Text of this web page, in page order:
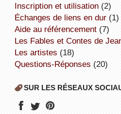
inscription et utilisation(2)
échanges de liens en dur(1)
aide au référencement(7)
Les Fables et Contes de
Les artistes (18)
Questions-Réponses (20)
SUR LES RÉSEAUX